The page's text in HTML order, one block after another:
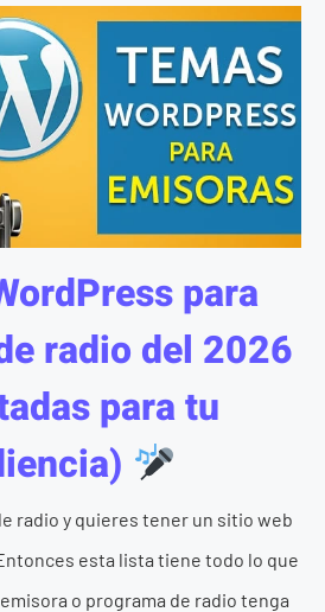
para
radio del 2026
para tu
radio y quieres tener un sitio web
esta lista tiene todo lo que
o programa de radio tenga